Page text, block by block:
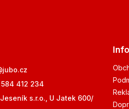
jubo.cz
412 234
s.r.o., U Jatek 600/